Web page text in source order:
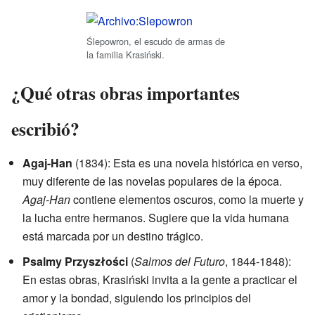
Ślepowron, el escudo de armas de
la familia Krasiński.
¿Qué otras obras importantes
escribió?
Agaj-Han (1834): Esta es una novela histórica en verso,
muy diferente de las novelas populares de la época.
Agaj-Hancontiene elementos oscuros, como la muerte y
la lucha entre hermanos. Sugiere que la vida humana
está marcada por un destino trágico.
Psalmy Przyszłości (Salmos del Futuro, 1844-1848):
En estas obras, Krasiński invita a la gente a practicar el
amor y la bondad, siguiendo los principios del